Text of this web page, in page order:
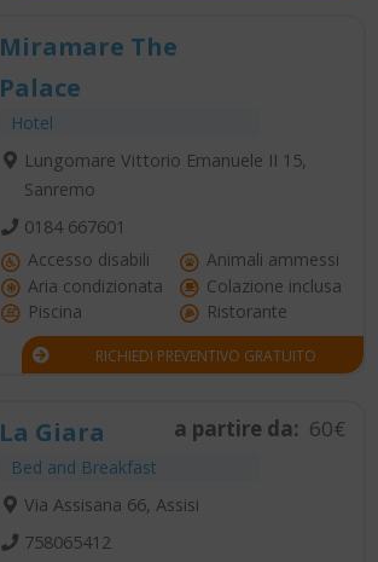
Miramare The
Palace
Hotel
Lungomare Vittorio Emanuele II 15,
Sanremo
0184 667601
Accesso disabili
Animali ammessi
Aria condizionata
Colazione inclusa
Piscina
Ristorante
RICHIEDI PREVENTIVO GRATUITO
La Giara
Bed and Breakfast
a partire da: 60€
Via Assisana 66, Assisi
758065412